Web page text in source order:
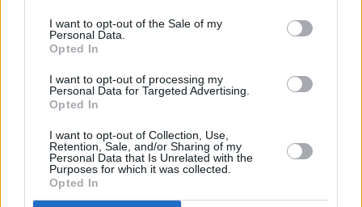
cualquier momento entrando de nuevo en este sitio web o
visitando nuestra política de privacidad.
I want to opt-out of the Sale of my
Personal Data.
Opted In
I want to opt-out of processing my
Personal Data for Targeted Advertising.
Opted In
I want to opt-out of Collection, Use,
Retention, Sale, and/or Sharing of my
Personal Data that Is Unrelated with the
Purposes for which it was collected.
Opted In